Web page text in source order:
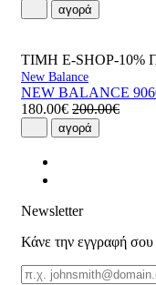
αγορά
ΤΙΜΗ E-SHOP-10%
New Balance
NEW BALANCE
180.00€ 200.00€
αγορά
Newsletter
Κάνε την εγγραφή σου
Email